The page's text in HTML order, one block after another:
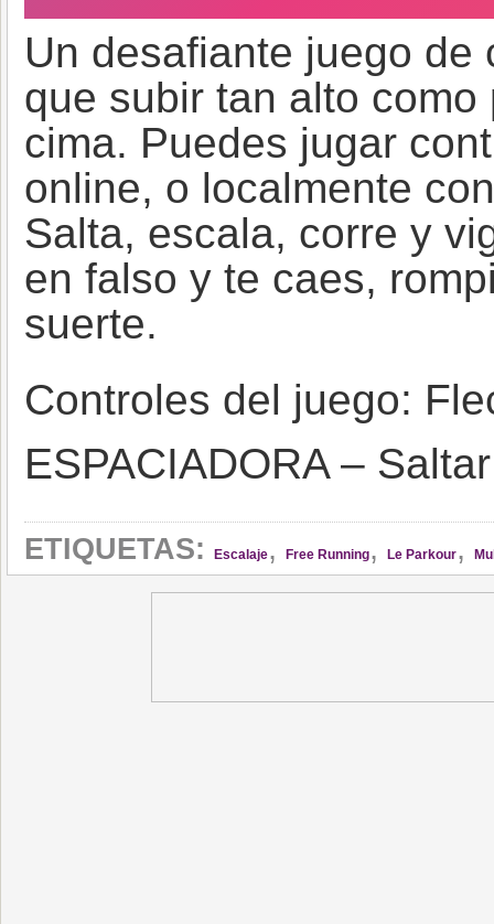
Un desafiante juego
que subir tan alto
cima. Puedes jugar
online, o localmente
Salta, escala, corre y
en falso y te caes,
suerte.
Controles del juego:
ESPACIADORA –
ETIQUETAS: Escalaje, Free Running, Le Parkour,